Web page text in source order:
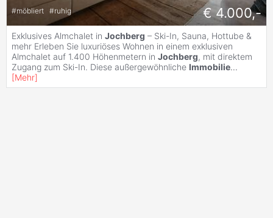
#möbliert #ruhig € 4.000,-
Exklusives Almchalet in Jochberg – Ski-In, Sauna, Hottube &
mehr Erleben Sie luxuriöses Wohnen in einem exklusiven
Almchalet auf 1.400 Höhenmetern in Jochberg, mit direktem
Zugang zum Ski-In. Diese außergewöhnliche Immobilie...
[Mehr]